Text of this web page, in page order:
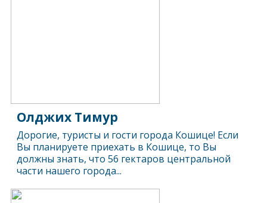
Олджих Тимур
Дорогие, туристы и гости города Кошице! Если
Вы планируете приехать в Кошице, то Вы
должны знать, что 56 гектаров центральной
части нашего города...